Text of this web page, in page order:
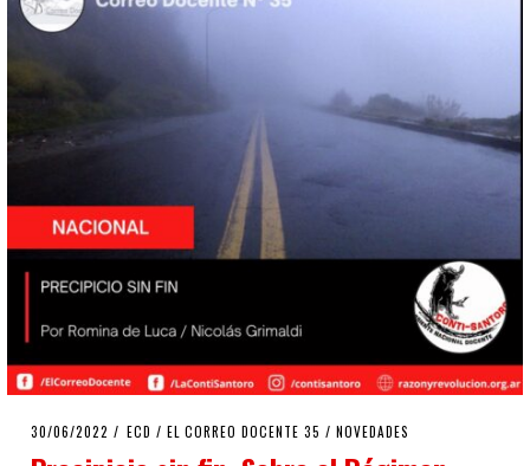
POSTED
30/06/2022 30/06/2022
ECD / EL CORREO DOCENTE 35 / NOVEDADES